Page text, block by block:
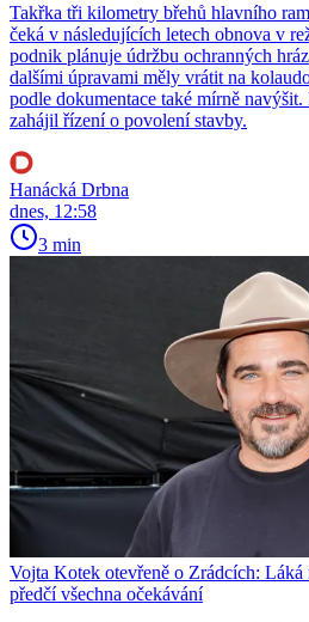
Takřka tři kilometry břehů hlavního
čeká v následujících letech obnova v
podnik plánuje údržbu ochranných
dalšími úpravami měly vrátit na
podle dokumentace také mírně
zahájil řízení o povolení stavby.
Hanácká Drbna
dnes, 12:58
3 min
Vojta Kotek otevřeně o Zrádcích: Láká
předčí všechna očekávání